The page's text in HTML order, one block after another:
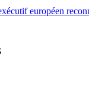
européen